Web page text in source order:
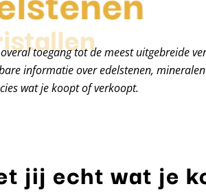
toegang tot de meest uitgebreide
informatie over edelstenen,
wat je koopt of verkoopt.
jij echt wat je